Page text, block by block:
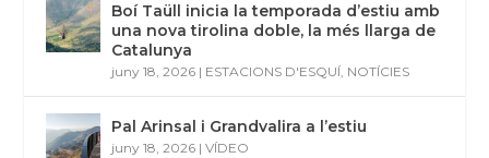
Boí Taüll inicia la temporada d’estiu amb
una nova tirolina doble, la més llarga de
Catalunya
juny 18, 2026 | ESTACIONS D'ESQUÍ, NOTÍCIES
Pal Arinsal i Grandvalira a l’estiu
juny 18, 2026 |VÍDEO